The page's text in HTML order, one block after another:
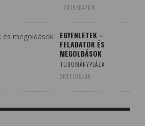
2019/04/09
EGYENLETEK –
FELADATOK ÉS
MEGOLDÁSOK
TUDOMÁNYPLÁZA
2017/05/05